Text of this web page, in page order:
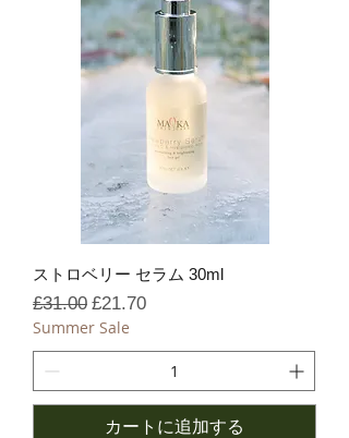
ストロベリー セラム 30ml
通常価格
£31.00 セール価格
£21.70
Summer Sale
カートに追加する